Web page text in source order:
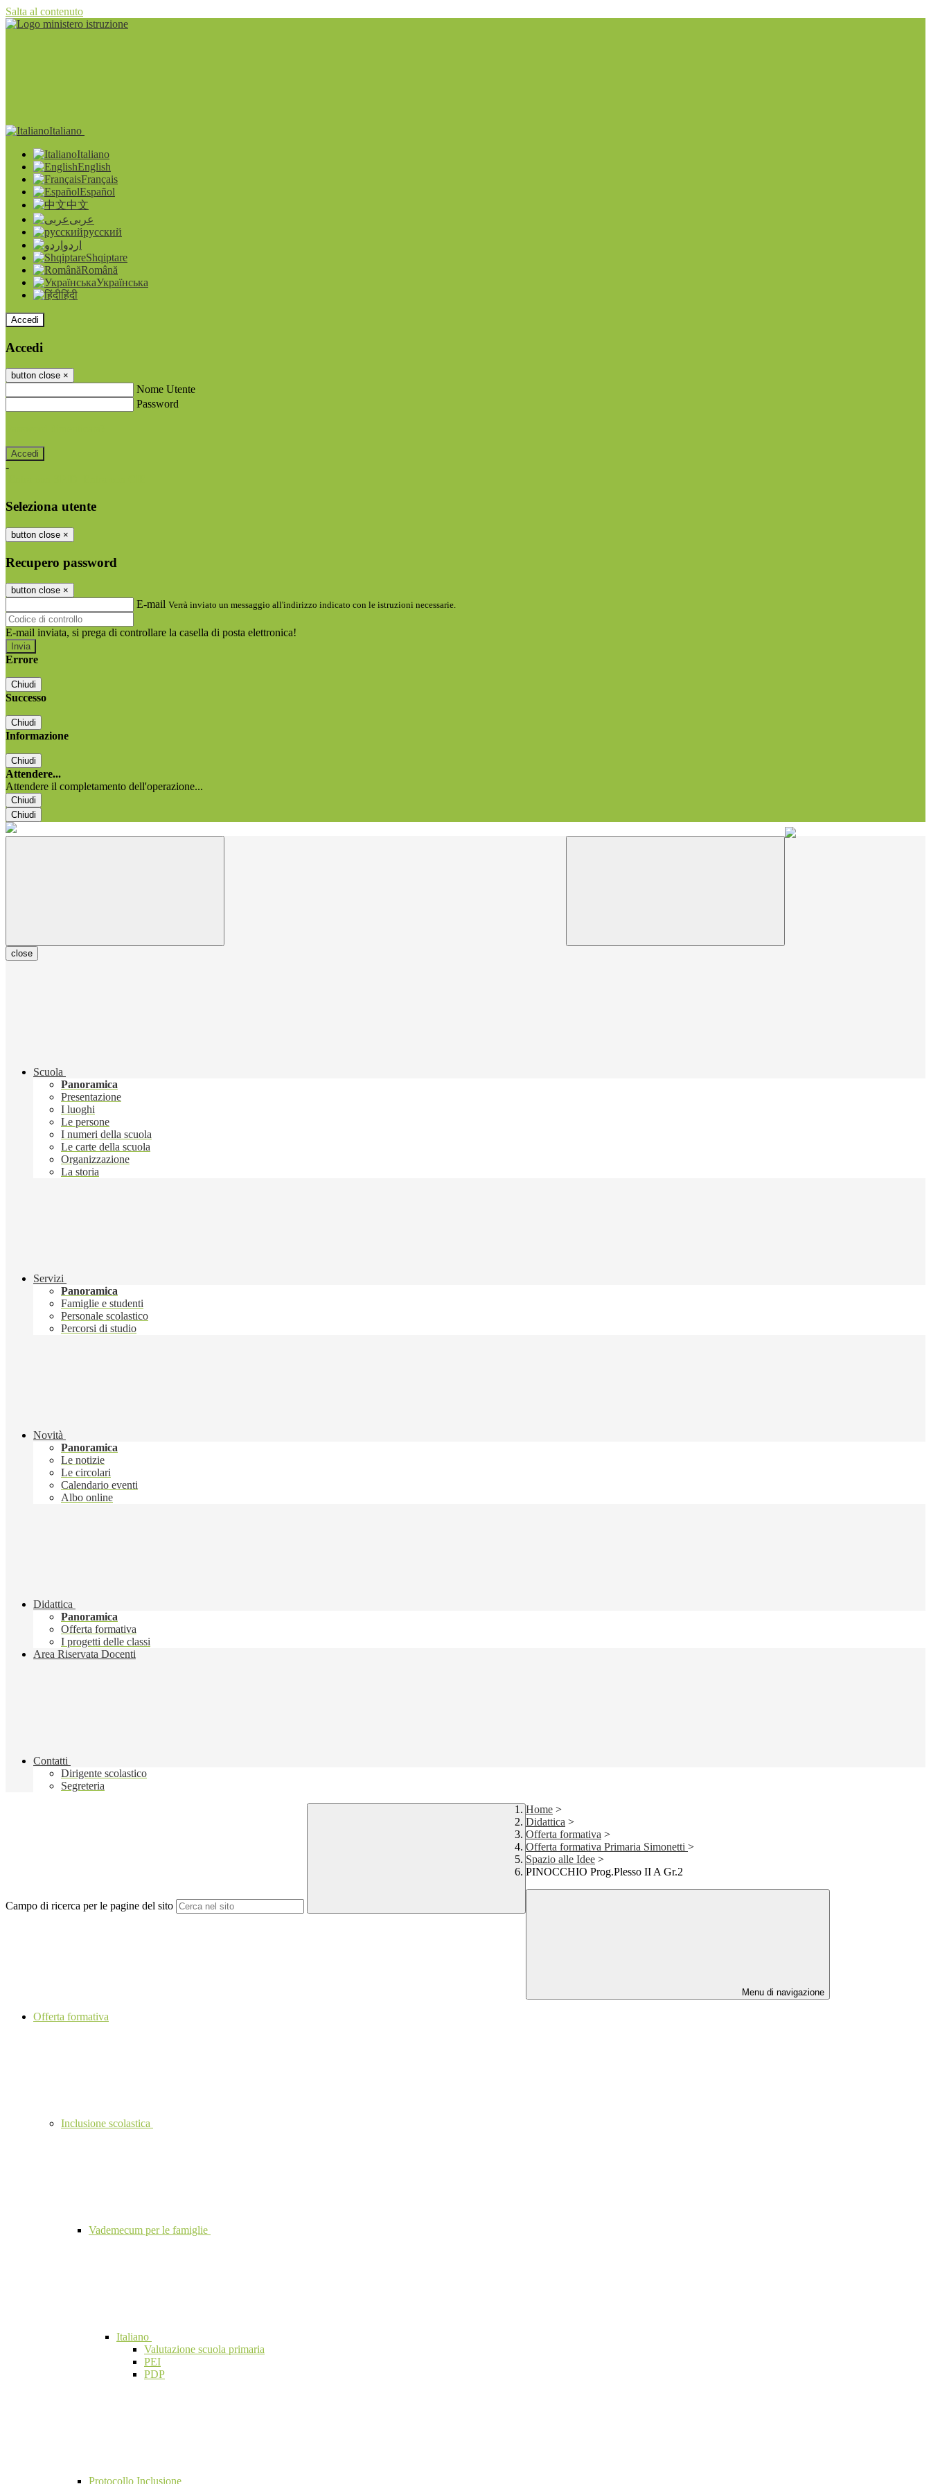
Salta al contenuto
Italiano
Italiano
English
Français
Español
中文
عربى
русский
اردو
Shqiptare
Română
Українська
हिंदी
Accedi
Accedi
button close ×
Nome Utente
Password
-
Seleziona utente
button close ×
Recupero password
button close ×
E-mail Verrà inviato un messaggio all'indirizzo indicato con le istruzioni necessarie.
E-mail inviata, si prega di controllare la casella di posta elettronica!
Errore
Chiudi
Successo
Chiudi
Informazione
Chiudi
Attendere...
Attendere il completamento dell'operazione...
Chiudi
Chiudi
close
Scuola
Panoramica
Presentazione
I luoghi
Le persone
I numeri della scuola
Le carte della scuola
Organizzazione
La storia
Servizi
Panoramica
Famiglie e studenti
Personale scolastico
Percorsi di studio
Novità
Panoramica
Le notizie
Le circolari
Calendario eventi
Albo online
Didattica
Panoramica
Offerta formativa
I progetti delle classi
Area Riservata Docenti
Contatti
Dirigente scolastico
Segreteria
Campo di ricerca per le pagine del sito
Home >
Didattica >
Offerta formativa >
Offerta formativa Primaria Simonetti >
Spazio alle Idee >
PINOCCHIO Prog.Plesso II A Gr.2
Menu di navigazione
Offerta formativa
Inclusione scolastica
Vademecum per le famiglie
Italiano
Valutazione scuola primaria
PEI
PDP
Protocollo Inclusione